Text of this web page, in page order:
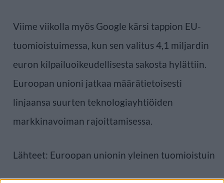
Viime viikolla myös Google kärsi tappion EU-
tuomioistuimessa, kun sen valitus 4,1 miljardin
euron kilpailuoikeudellisesta sakosta hylättiin.
Euroopan unioni jatkaa määrätietoisesti
linjaansa suurten teknologiayhtiöiden
markkinavoiman rajoittamisessa.
Lähteet: Euroopan unionin yleinen tuomioistuin